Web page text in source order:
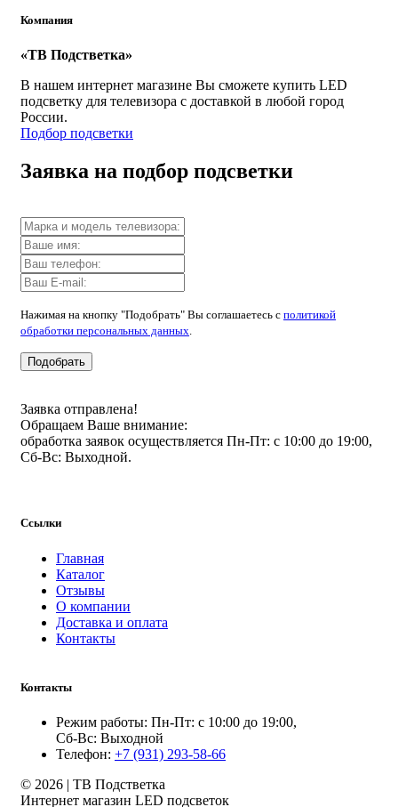
Компания
«ТВ Подстветка»
В нашем интернет магазине Вы сможете купить LED
подсветку для телевизора с доставкой в любой город
России.
Подбор подсветки
Заявка на подбор подсветки
Нажимая на кнопку "Подобрать" Вы соглашаетесь с политикой
обработки персональных данных.
Подобрать
Заявка отправлена!
Обращаем Ваше внимание:
обработка заявок осуществляется Пн-Пт: с 10:00 до 19:00,
Сб-Вс: Выходной.
Ссылки
Главная
Каталог
Отзывы
О компании
Доставка и оплата
Контакты
Контакты
Режим работы: Пн-Пт: с 10:00 до 19:00,
Сб-Вс: Выходной
Телефон: +7 (931) 293-58-66
© 2026 | ТВ Подстветка
Интернет магазин LED подсветок